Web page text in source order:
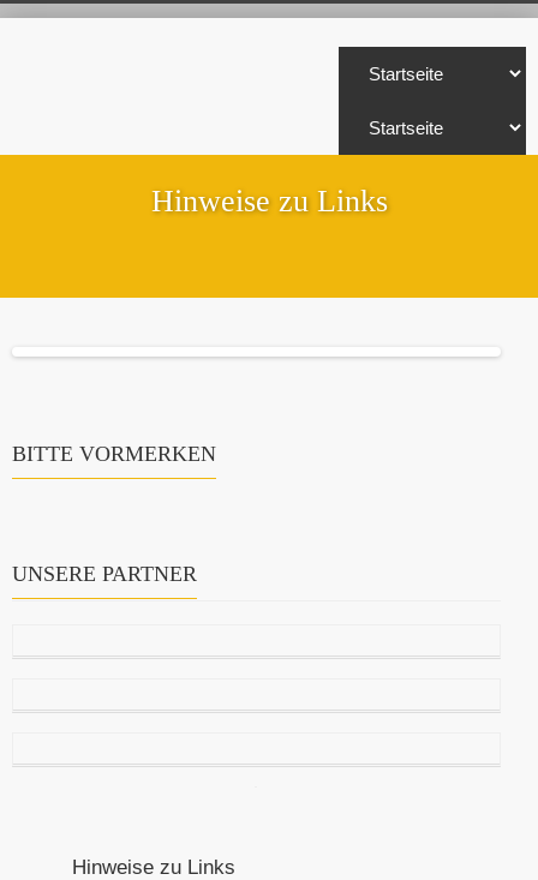
Hinweise zu Links
BITTE VORMERKEN
UNSERE PARTNER
Hinweise zu Links